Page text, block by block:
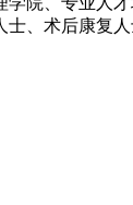
士、术后康复人